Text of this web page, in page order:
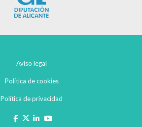
Aviso legal
Política de cookies
Política de privacidad